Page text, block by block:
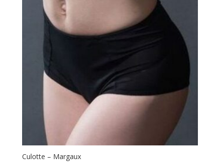
Culotte – Margaux